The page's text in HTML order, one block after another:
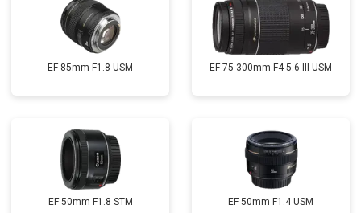
EF 85mm F1.8 USM EF 75-300mm F4-5.6 III USM
EF 50mm F1.8 STM EF 50mm F1.4 USM